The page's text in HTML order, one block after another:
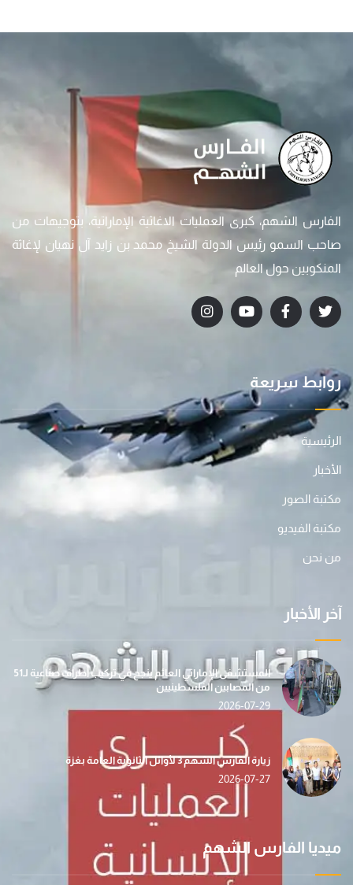
الفارس الشهم، كبرى العمليات الاغاثية الإماراتية، بتوجيهات من
صاحب السمو رئيس الدولة الشيخ محمد بن زايد آل نهيان لإغاثة
المنكوبين حول العالم
روابط سريعة
الرئيسية
الأخبار
مكتبة الصور
مكتبة الفيديو
من نحن
آخر الأخبار
المستشفى الإماراتي العائم ينجح في تركيب أطراف صناعية لـ51
من المصابين الفلسطينيين
2026-07-29
زيارة الفارس الشهم 3 لأوائل الثانوية العامة بغزة
2026-07-27
ميديا الفارس الشهم